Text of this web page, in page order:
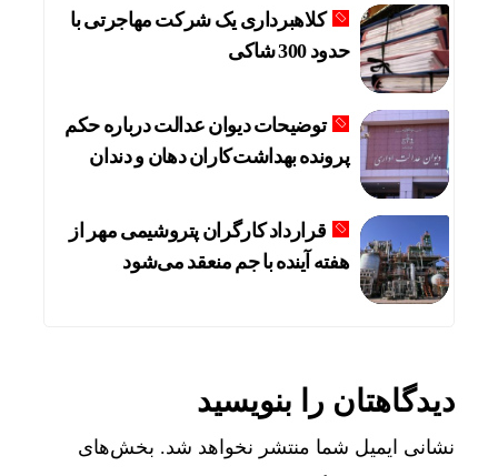
کلاهبرداری یک شرکت مهاجرتی با
حدود 300 شاکی
توضیحات دیوان عدالت درباره حکم
پرونده بهداشت‌کاران دهان و دندان
قرارداد کارگران پتروشیمی مهر از
هفته آینده با جم منعقد می‌شود
دیدگاهتان را بنویسید
نشانی ایمیل شما منتشر نخواهد شد. بخش‌های